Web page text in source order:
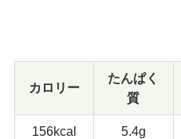
カロリー
たんぱく
質
156kcal 5.4g